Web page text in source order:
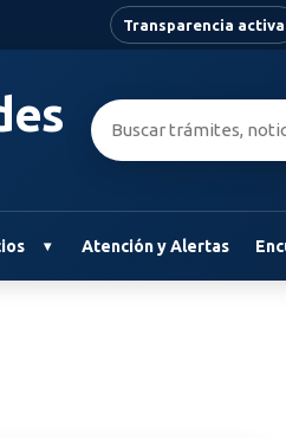
Transparencia activa
Buscar:
Atención y Alertas